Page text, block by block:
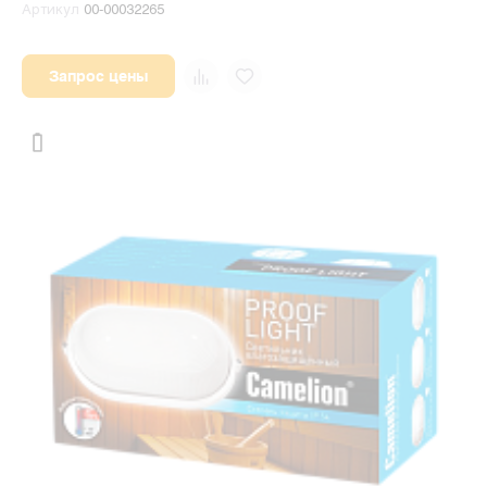
Артикул 00-00032265
Запрос цены